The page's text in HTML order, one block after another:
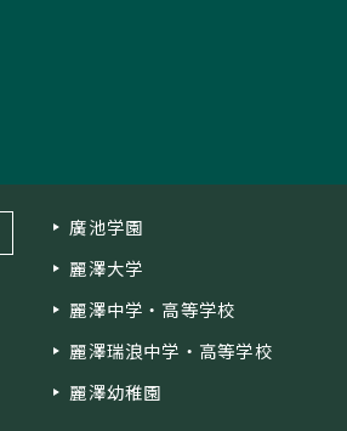
廣池学園
麗澤大学
麗澤中学・高等学校
麗澤瑞浪中学・高等学校
麗澤幼稚園